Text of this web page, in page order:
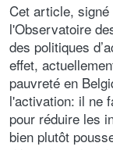
Cet article, signé
l'Observatoire
des politiques
effet,
pauvreté en
l'activation: il ne
pour réduire les
bien plutôt